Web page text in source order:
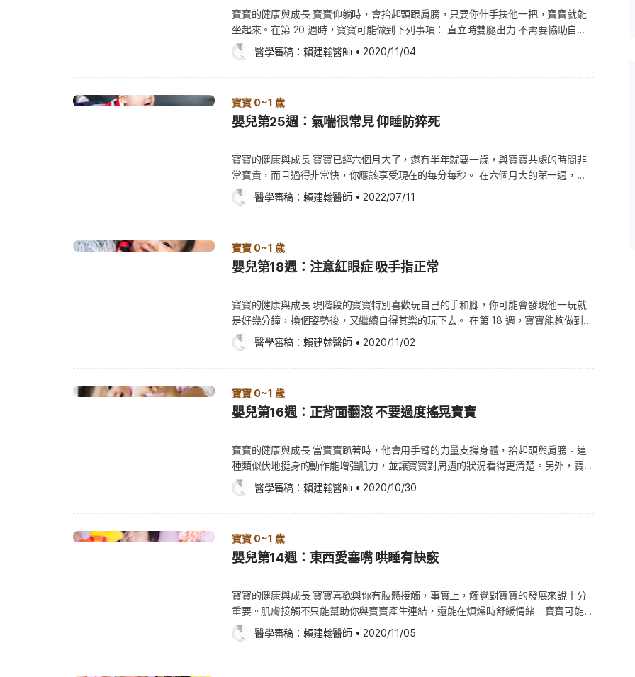
資訊是否清楚透明也是重要指標。一般配方奶產品都會標示蛋白質、脂肪、碳水化合物，以
品的營養組成，也能在不同品牌奶粉之間進行比較。 3.奶粉品牌是否具備穩定供應能力 母
乳是寶寶最佳營養來源，而市售配方奶多適用於三歲前的寶寶，是母乳之外提供寶寶充分營
較成熟制度，能維持奶粉產品供應穩定。對家長而言，選擇供應能力穩定的奶粉品牌，也能
降低未來頻繁更換奶粉產品的可能性。 4.是否有完整產品線可銜接寶寶不同成長階段 寶寶
在成長過程中，營養需求會逐漸改變，從出生、滿週歲到幼童期常會面臨「換奶」的轉折，
牌能提供階梯式的產品規劃，能讓寶寶能在一歲換奶時銜接更順利。 以雀巢奶粉為例，品
牌產品線涵蓋眾多，家長能依寶寶不同年齡階段、不同體質需求選擇適合的配方奶產品。例
如雀巢「啟賦3幼兒成長配方」藍罐主打銜接母乳營養配方，而「啟賦水解3幼兒成長配
換品牌的前提下，根據寶寶的身體情況彈性調整，給予長期且穩定的成長營養支持。 為什
麼選雀巢奶粉？品牌研究與品質制度是令人安心的重要標準 雀巢長期投入寶寶營養研究，
並建立完善的食品品質管理制度，從原料到成品皆經過系統化品質檢測，同時提供多款不同
階段的奶粉產品，讓家長在比較與選擇奶粉時，多一個值得信任的品牌可作為參考。 在為
銜接不同成長階段等面向進行綜合評估，一定能找到適合寶寶需求的雀巢奶粉。 家長常見
問題解答 Q1：雀巢奶粉有哪些主要系列？ 雀巢奶粉主要可分為啟賦、能恩與 S26 三大系
列，分別依寶寶不同成長階段與需求設計，建議家長先了解各系列的設計方向，再搭配寶寶
年齡與體質狀況，進一步比較適合的奶粉產品選項。 Q2：雀巢啟賦、能恩與S26系列有什
麼差別？ 啟賦主打銜接母乳，強調吸收與養成健康體質***；能恩著重保護力支持與體質調
從新生兒一路喝到幼兒期嗎？ 雀巢奶粉產品線涵蓋不同成長階段，從嬰兒期到幼兒期皆有
對應配方。家長在寶寶成長過程中，可依年齡階段與需求，選擇同一品牌下不同階段的產
以延續母乳營養來源。 ***調整體質，維持健康 （圖片授權：Shutterstock）
吃藥時別讓寶寶看見，尤其要避開已有模仿能力的寶寶。 將家中的植物盆景移到寶
寶的移動範圍之外。 有毒物質包括任何有害身體健康的物質，雖然吞下某些有毒物
質，只會導致暫時的胃部不適，有些則會嚴重損傷肺部或腸胃道，有少數則是致命
復甦術，並撥打 119 叫救護車。 萬一寶寶失去意識、叫不醒、極度睏倦、燒燙傷、
嚴重喉嚨疼痛、癲癇發作，都請立刻撥打 119。有些中毒症狀會延遲出現，即使沒有
立刻顯現，你也可致電毒藥物防治諮詢中心，以尋求專家建議 。 試著清掉寶寶口中
殘存的任何東西，並儘可能保留它們作為樣本。 在沒有得到專業指導之前，不要自
的東西。 當你打緊急求救電話時，對方可能會要求你提供資訊，例如被寶寶吞下去
的東西名稱、被吞下去的數量多少、事情發生的時間、寶寶的年齡和體重、症狀，以
及你的電話號碼等等。 如果寶寶衣服上有吐出來的東西，或殘存的有毒物質，請將
寶寶衣服脫下，用溫水沖洗寶寶的皮膚。如果有燒燙傷痕跡，則持續沖水至少 15 分
鐘。 不要在燒燙傷或灼傷的傷口上，塗抹油、潤滑油或任何東西，這只會惡化傷
想辦法讓寶寶眨眼。 寶寶還不會爬行 比較是不公平的，有些寶寶在六個月大時，就
學會爬行，尤其是那些花了很多時間趴在地上玩遊戲的寶寶。多數寶寶在七、八個月
寶能展現，或做到其他幾項被視為寶寶發展的重要里程碑（例如：坐 ，能自己坐起
來和保持坐姿，是寶寶必須掌握的關鍵技巧，比學會爬行還重要），就會被視為發展
良好，不需要特別擔心。 那些選擇繞過爬行階段的寶寶，他們的行動力，只是短暫
地被限制住了，寶寶終究會學習扶著東西站立，拉著家具或大人的手、大腿及衣角四
了一段日子享受這種情況。（延伸閱讀：寶寶幾歲會走路才正常？破解寶寶學走路2
迷思） 即使是爬行，每個寶寶採取的姿勢也有所不同。有些寶寶堅持用雙手雙腳爬
擇用雙手雙腳，這些都是寶寶在學會直立行走前，可能會經歷的階段。 寶寶從一個
點移動到另一個點，所選擇使用的的方法，遠不如他們努力學習，並能達到獨立活動
的事實重要。有些寶寶之所以不會爬行，是因為他們沒有機會。這些寶寶的活動範
間在地板上學著移動，但記得先移除危險物品。為了鼓勵寶寶向前爬，你可以在前方
不遠處，放置寶寶喜歡的玩具，或他會感到有趣的小東西。寒冷堅硬的地板，或讓人
感覺不舒服的毛茸茸地毯，都可能會阻止寶寶嘗試爬行，但你可以用衣服、褲子，包
道，如何使用手語教導寶寶溝通。實際上，知道如何比手語的寶寶，肯定擁有更好的
溝通能力。不過，一旦寶寶開始利用手語搭配說話，並可以達到被理解的目的，單純
使用手語的好處會逐漸減少，最終消失。選擇使用寶寶手語的目的，只是幫助你和寶
寶之間的溝通更加順暢，如果你想使用教寶寶手語，可依下述步驟操作：（延伸閱
讀：寶寶學說話分階段！注意有無語言發展遲緩徵兆） 盡早開始：一旦寶寶在八、
或廣播中學語言，請關掉電台，親自與寶寶對話，這樣才能幫助寶寶發展語言技巧，
與用字遣詞。（同場加映：學步期大躍進！3招培養小孩語言能力） 寶寶的健康須知
啦！不過我們還是建議你準備好問題清單，下次回診時可詢問醫師。 若你發現寶寶
跟醫師再三確認，安全至上，不要造成遺憾。 寶寶的需求與發展 普通感冒 你的孩子
可能在出生後第一年，就得到感冒了，有很多種類的病毒，都會引起感冒，而且生活
物體上，由於寶寶的免疫系統尚未發展完善，此時的寶寶非常容易受流感侵襲。再
者，這個年紀的寶寶，常把手置於眼睛和嘴巴附近，因此病毒很容易就進入體內，若
寶寶與其他小朋友或兄弟姊妹接觸，更容易受其他種流感病毒影響。常見的症狀包括
（延伸閱讀：流感5類高危險群！這7種方法預防） 鼻塞會使寶寶非常不舒服，你可
以使用抽吸器，來幫助寶寶清除鼻腔的黏液，並在寶寶的房間，開啟噴霧器及加濕
器。這些方法都能減少鼻涕，讓寶寶更容易呼吸。 你也可以試著用墊子抬起寶寶頭
部幾公分，減少喉嚨堵塞感，但不要用枕頭來墊高頭部。若上述方式仍無法緩解鼻
寶寶服用任何藥物。一般來說，六歲以下的孩童，不適合服用藥物，因為可能會造成
嚴重的副作用。抗生素無法處理病毒引起的流感，若寶寶發燒，醫師可能會建議你使
用乙醯胺酚（Acetaminophen 或稱 Paracetamol） 若寶寶有下列症狀，請立即打
電話給醫師： 發燒超過 38 度。 急促且沉重的呼吸，一分鐘超過 60 次且有嚴重的
咳嗽、喘氣。 眼睛異常、有眼屎。這可能是結膜炎（Conjunctivitis）或是耳朵感染
奶時哭鬧，或是上床時不尋常地大哭大鬧，可能代表寶寶的耳朵有受到感染。 若寶
寶五到七天後，病情仍然很嚴重，或病程超過兩週。 長牙 一般來說，大約七個月大
時才長。長牙與基因有關，若爸媽很快就長牙，寶寶也會如此。然而，長牙的症狀，
可能兩三個月前就出現，而且每個寶寶都不太一樣，寶寶要長牙時，可能會出現一項
或多項下列情形： 流口水（延伸閱讀：愛亂咬流口水！寶寶長牙階段的徵兆和時
間） 下巴或臉上起疹子 輕微咳嗽 喜歡咬東西 疼痛 不舒服 不吃不喝 拉肚子（更多資
的時機、飲食內容，以及用餐的器具。 適當的時機：若你還在親餵寶寶，應該在一
天中奶水量最少的時候，給寶寶喝奶。大多數女性的奶水分泌，通常在下午或傍晚時
寶一點也不想吃，你就不必照著原定計畫走。寶寶累了或煩躁不安時，不要嘗試餵
食，等到寶寶清醒且開心的時候再開始。不要讓寶寶吃太多，幫助寶寶在斷奶的階
段，養成良好的健康習慣。（延伸閱讀：嬰兒第38週：會拿放玩具 自然斷母奶） 不
寶寶的健康與成長 寶寶仰躺時，會抬起頭跟肩膀，只要你伸手扶他一把，寶寶就能
坐起來。在第 20 週時，寶寶可能做到下列事項： 直立時雙腿出力 不需要協助自己
坐著 手中玩具被搶走時有反應 身體會往聲音來源移動 如何照顧寶寶？ 若你讓寶寶
向後靠，寶寶會展開手臂、腿，並把背拱起來。這些運動能幫助加強寶寶的頸部肌
肉，並練習控制坐姿的能力。 為了讓寶寶晚上好好睡覺，你可以幫他洗個澡，或講
放音樂，最後讓寶寶上床睡覺。（延伸閱讀：寶寶哭不停怎麼辦？判斷嬰兒哭鬧原因
及6招安撫入睡） 良好的睡前準備，可以幫助你和寶寶放鬆，並增加親密關係，你可
人都有時間休息，試著一起分擔讓寶寶睡覺的工作。（延伸閱讀：全職媽媽非傭人！
4招愛自己兼顧全家） 寶寶的健康須知 醫師和護理師可能會進行以下的檢查： 關於
應。 如何照顧寶寶？什麼時候該就醫？ 什麼時候該讓寶寶斷奶？（延伸閱讀：哺乳
傷的疾病，若有人大力搖晃寶寶，使大腦在頭骨內移動，可能就會發生這種情況。嬰
兒是非常脆弱的，因為頸部肌肉不夠有力支撐頭部，若持續搖晃，可能會導致嚴重的
等，或開車時經過崎嶇不平的路面，都不至於造成嬰兒搖晃症候群。 搖晃過度的嬰
兒，可能出現絞痛、嗜睡、嘔吐、飲食問題、呼吸困難、坐立不安或難以安撫。若你
懷疑寶寶出現嬰兒搖晃症候群，請立即前往醫院就診，寶寶的狀況可能會惡化，若不
含量過高。在有些孩童身上，細菌入侵腸胃道時，身體會透過排便來排出這些細菌，
因而使糞便呈現棕色、綠色或黑色。這樣的狀況不算嚴重。（延伸閱讀：寶寶便便照
比一比：從寶寶大便顏色型態看健康） 有些研究顯示，糞便中少量的鐵，並不會讓
寶寶消化不良或產生不適，然而，醫師並不會建議嬰兒補充鐵，因為從母奶、配方奶
去看醫師。 新手爸媽小提醒 促進孩子的身心健康 許多家長只著重在孩子的智力發
展，卻不太重視身體發展。你不該忽略身體健康的重要性，花點時間陪孩子運動，在
這個階段，你可以在寶寶準備好時，協助他坐起來或站起來，或者是握著寶寶的手腕
舉高，讓寶寶練習彎曲手臂和腿。 用身體替寶寶找樂子 陪寶寶運動時，記得要讓寶
寶開心、興奮。對他說話、唱歌，並描述你在做的事情，讓寶寶覺得活動身體很好
是坐在嬰兒車或兒童汽車座椅，根本沒機會探索身體活動，可能會變成一個文靜的小
孩。不管寶寶多大，都需要活動，三到四個月大的寶寶，能夠從躺著翻身，趴著時能
活動能夠讓寶寶自然地練習手腳活動，你應該給寶寶足夠的空間，不受拘束的活動。
不要太認真嚴肅 嬰兒應該以自然的方式運動，大部分的活動要讓你跟寶寶覺得好
玩，幫助寶寶與其他小孩有更多互動，若你決定讓寶寶參加課程，請考慮下列幾點：
老師是否經過訓練？那些運動安全嗎？你應該在替寶寶報名前詢問醫師，避免搖晃孩
醫學審稿： 賴建翰醫師 • 2020/11/04
寶寶 0~1 歲
嬰兒第25週：氣喘很常見 仰睡防猝死
寶寶的健康與成長 寶寶已經六個月大了，還有半年就要一歲，與寶寶共處的時間非
常寶貴，而且過得非常快，你應該享受現在的每分每秒。 在六個月大的第一週，寶
寶能夠做到下列事項： 坐起來時能保持頭部穩定。 說出一些單詞，發出子音與母音
結合的聲音。 如何照顧寶寶？ 寶寶活動量愈來愈大時，應穿著舒適的服裝。最好選
擇柔軟、不會在活動中產生過多磨擦的材質，寬鬆、透氣的衣物，能讓寶寶活動自
能造成窒息或活動不便的衣物。 寶寶已經知道他的行為會吸引你的注意，清楚哪些
行為會讓你開心或生氣。因此，從現在開始到接下來幾年，寶寶會盡其所能，引起你
不要吝於給正面回饋，因為這是教導寶寶，並導正不良行為的好方法。 寶寶的健康
須知 根據寶寶具體的情形，醫師會進行全面的體格檢查，使用不同的診斷技巧與程
喝拉撒睡狀況，或是寶寶的進展以及護理情形。 量身高、體重及頭圍，繪製從出生
詞，通常拿來描述喘氣的症狀，而不是指發生的原因或是持續性。觸發過敏的原因，
可能是花粉、黴菌孢子、寄生蟲、動物、病菌，或對呼吸道有害的物質，包括菸草的
大多數患有氣喘的小孩，都可以擁有健康的生活，以及規律的活動。隨著孩子的年齡
增長，呼吸道會變大，氣喘的嚴重程度通常會降低。 若孩子一直咳嗽（特別是在晚
上）、過敏、濕疹（Eczema）或家族有上述病史，則可能有氣喘。氣喘發作的徵
難。 持續地咳嗽。 喘氣。 大聲喘鳴（Whezzing）。 寶寶呼吸時鼻子稍微膨脹，肋
骨周邊的肌肉受到壓迫。 臉色疲倦且蒼白。 若你認為寶寶氣喘發作或呼吸困難，尤
其是感覺脖子、肋骨或腹部被勒住，明顯呼吸困難，請立即撥打 119，或帶孩子到急
診室。 一般而言，感冒的兒童，也可能有喘鳴的症狀，但夜間的慢性咳嗽，通常是
若寶寶被診斷出氣喘，醫師會教你如何控制病情，你可能也需要一起找出誘發氣喘的
原因，可能是呼吸道疾病或是環境因素，例如菸味或是其他過敏原。或者寶寶睡覺
時，將頭頸部提高至 30 度，以及進行過敏原檢測，了解要避開哪些環境中的致敏因
素，例如移除房間裡的地毯、窗簾、填充玩具，以減少灰塵。（延伸閱讀：過敏原診
斷～了解3種皮膚測試法） 在治療方面，可能使用吸入性支氣管擴張劑，來擴張呼吸
醫學審稿： 賴建翰醫師 • 2022/07/11
寶寶 0~1 歲
嬰兒第18週：注意紅眼症 吸手指正常
寶寶的健康與成長 現階段的寶寶特別喜歡玩自己的手和腳，你可能會發現他一玩就
是好幾分鐘，換個姿勢後，又繼續自得其樂的玩下去。 在第 18 週，寶寶能夠做到下
列事項： 直立時，可保持頭部穩定。 躺著時，能用手撐起身體。 拿取放在背後，或
手指上的玩具。 幾分鐘內，同時使用雙手雙腳。 在嬰兒床裡自由玩耍。 對小東西特
別有興趣，因此不要把這些東西放在寶寶觸手可及之處。 重複做一個動作並觀察結
你可以多跟寶寶玩耍，來幫助寶寶發展。有很多遊戲都能刺激寶寶的感官，事實上，
寶寶正在不斷地學習。你可以讓寶寶握住不同的物體，選擇不同材質與顏色的東西，
溫一下吧！你只要用手遮住雙臉，然後移開雙手，露出滿滿愛意的微笑，並興奮地說
出「躲貓貓」，寶寶馬上就被逗樂了。 寶寶的健康須知 根據寶寶不同的狀況，醫師
醫師會檢查寶寶控制頭部的能力、使用雙手、視覺、聽覺與互動能力。醫師也可能只
的膜稱為結膜（Conjunctiva）受到刺激，造成眼睛紅、產生白黴或黃綠色分泌物，
感到乾澀。 寶寶可能會流眼淚，且在早上時難以睜開眼睛。一隻眼睛或雙眼，都可
寶寶待在家，不要外出或去幼兒園。此外，你還要幫寶寶的床徹底清潔，經常換洗衣
服及嬰兒手巾。 若寶寶的紅眼症是細菌感染造成，醫師會開立抗生素的眼藥水或軟
膏。若是病毒感染，寶寶可能會有感冒症狀，醫師會建議用溫毛巾，輕輕地幫寶寶擦
眼藥水，讓寶寶舒緩。（延伸閱讀：嬰兒第37週：感冒多休息 可上桌用餐） 有時候
醫學審稿： 賴建翰醫師 • 2020/11/02
寶寶 0~1 歲
嬰兒第16週：正背面翻滾 不要過度搖晃寶寶
寶寶的健康與成長 當寶寶趴著時，他會用手臂的力量支撐身體，抬起頭與肩膀。這
種類似伏地挺身的動作能增強肌力，並讓寶寶對周遭的狀況看得更清楚。另外，寶寶
也能從背面翻滾到正面，再從正面翻滾到背面，這個能力可能會讓你感到訝異不已。
你可以跟寶寶這樣互動，來增進寶寶翻滾的能力：在寶寶習慣滾向的那一邊擺動玩
具，若寶寶的注意力被吸引，便會想再試一次，寶寶成功後，給點掌聲或微笑，寶寶
抓取物品。 坐起時，身體保持穩定。（延伸閱讀：寶寶還沒坐起來？父母秒懂新知
助成長） 回應聲音來源，尤其是媽媽的聲音。 趴著時能透過手部支撐，抬起頭與肩
生3天到2歲！寶寶例行檢查一覽） 測量體重、身高、頭圍、以及寶寶出生後的生長
曲線。 進行體格檢查，包含先前檢查過的項目。 給你下個月寶寶的餵食、睡眠、發
診？ 你還需要注意有哪些健康問題持續了一個月以上，還有餵奶或家庭上遇到哪些
醫學審稿： 賴建翰醫師 • 2020/10/30
寶寶 0~1 歲
嬰兒第14週：東西愛塞嘴 哄睡有訣竅
寶寶的健康與成長 寶寶喜歡與你有肢體接觸，事實上，觸覺對寶寶的發展來說十分
重要。肌膚接觸不只能幫助你與寶寶產生連結，還能在煩燥時舒緩情緒。寶寶可能會
揮動小手小腳，當寶寶的臀部與膝蓋更加柔軟時，他們拳打腳踢的力道會更有力。
在第 14 週，寶寶可能做到以下的行為： 大笑 躺著時，頭抬高 90 度 興奮時尖叫 雙
手握在一起 自然地笑 眼睛能追蹤 15 公分內的物體 頭側面轉 180 度 如何照顧寶
醫學審稿： 賴建翰醫師 • 2020/11/05